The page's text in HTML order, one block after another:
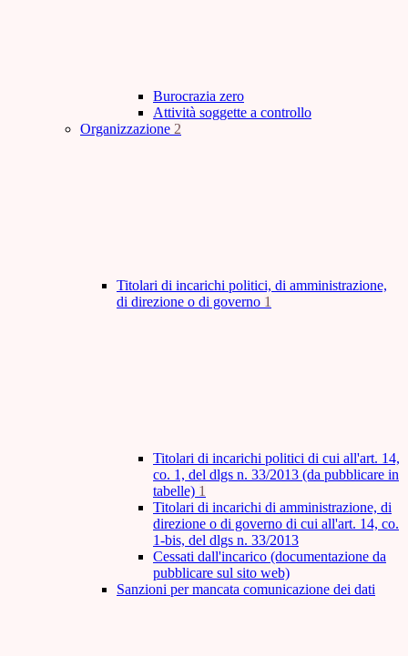
Burocrazia zero
Attività soggette a controllo
Organizzazione 2
Titolari di incarichi politici, di amministrazione,
di direzione o di governo 1
Titolari di incarichi politici di cui all'art. 14,
co. 1, del dlgs n. 33/2013 (da pubblicare in
tabelle) 1
Titolari di incarichi di amministrazione, di
direzione o di governo di cui all'art. 14, co.
1-bis, del dlgs n. 33/2013
Cessati dall'incarico (documentazione da
pubblicare sul sito web)
Sanzioni per mancata comunicazione dei dati